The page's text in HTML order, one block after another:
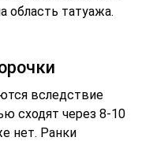
татуажа.
вследствие
сходят через 8-10
нет. Ранки